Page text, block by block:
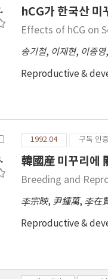
로 중요한 정신건강
의 군 문화 변화에 어
적인 평가를 해야 한
hCG가 한국산
Effects of hCG on
송기철, 이재현, 이종영,
Reproductive &
1992.04 구독 인
韓國産 미꾸리에
Breeding and
李宗映, 尹鍾萬, 李在
Reproductive &